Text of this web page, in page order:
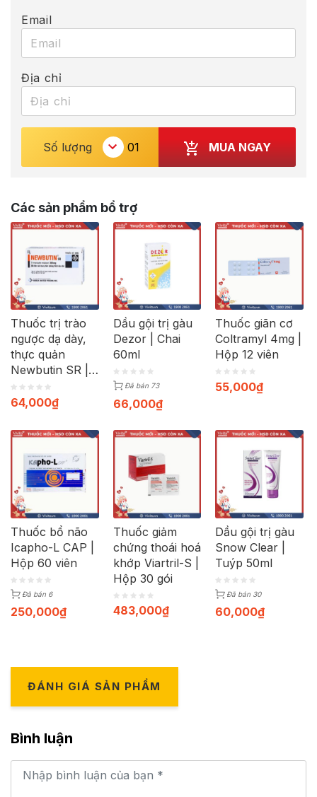
Email
Địa chỉ
Số lượng MUA NGAY
Các sản phẩm bổ trợ
Thuốc trị trào
ngược dạ dày,
thực quản
Newbutin SR |
Hộp 30 viên
64,000₫
Dầu gội trị gàu
Dezor | Chai
60ml
Đã bán 73
66,000₫
Thuốc giãn cơ
Coltramyl 4mg |
Hộp 12 viên
55,000₫
Thuốc bổ não
Icapho-L CAP |
Hộp 60 viên
Đã bán 6
250,000₫
Thuốc giảm
chứng thoái hoá
khớp Viartril-S |
Hộp 30 gói
483,000₫
Dầu gội trị gàu
Snow Clear |
Tuýp 50ml
Đã bán 30
60,000₫
ĐÁNH GIÁ SẢN PHẨM
Bình luận